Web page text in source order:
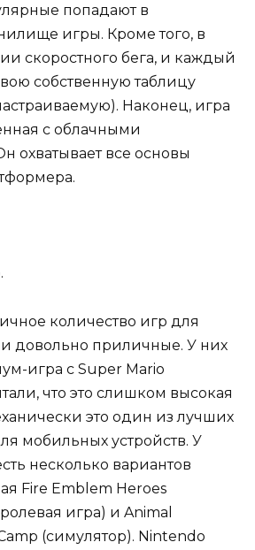
попадают в
игры. Кроме того, в
скоростного бега, и каждый
собственную таблицу
Наконец, игра
с облачными
охватывает все основы
количество игр для
довольно приличные. У них
игра с Super Mario
что это слишком высокая
это один из лучших
мобильных устройств. У
несколько вариантов
Fire Emblem Heroes
игра) и Animal
(симулятор). Nintendo